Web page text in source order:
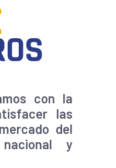
con la
las
del
y